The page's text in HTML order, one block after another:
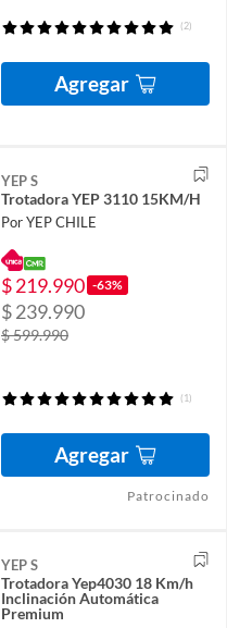
(2)
Agregar
YEP S
Trotadora YEP 3110 15KM/H
Por YEP CHILE
$ 219.990 -63%
$ 239.990
$ 599.990
(1)
Agregar
Patrocinado
YEP S
Trotadora Yep4030 18 Km/h
Inclinación Automática
Premium